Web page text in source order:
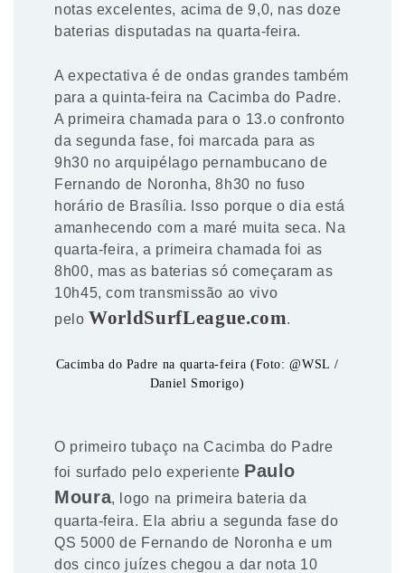
notas excelentes, acima de 9,0, nas doze
baterias disputadas na quarta-feira.
A expectativa é de ondas grandes também
para a quinta-feira na Cacimba do Padre.
A primeira chamada para o 13.o confronto
da segunda fase, foi marcada para as
9h30 no arquipélago pernambucano de
Fernando de Noronha, 8h30 no fuso
horário de Brasília. Isso porque o dia está
amanhecendo com a maré muita seca. Na
quarta-feira, a primeira chamada foi as
8h00, mas as baterias só começaram as
10h45, com transmissão ao vivo
pelo WorldSurfLeague.com.
Cacimba do Padre na quarta-feira (Foto: @WSL /
Daniel Smorigo)
O primeiro tubaço na Cacimba do Padre
foi surfado pelo experiente Paulo
Moura, logo na primeira bateria da
quarta-feira. Ela abriu a segunda fase do
QS 5000 de Fernando de Noronha e um
dos cinco juízes chegou a dar nota 10